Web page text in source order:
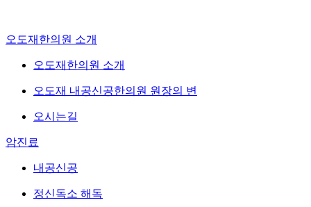
오도재한의원 소개
오도재한의원 소개
오도재 내공신공한의원 원장의 변
오시는길
암진료
내공신공
정신독소 해독